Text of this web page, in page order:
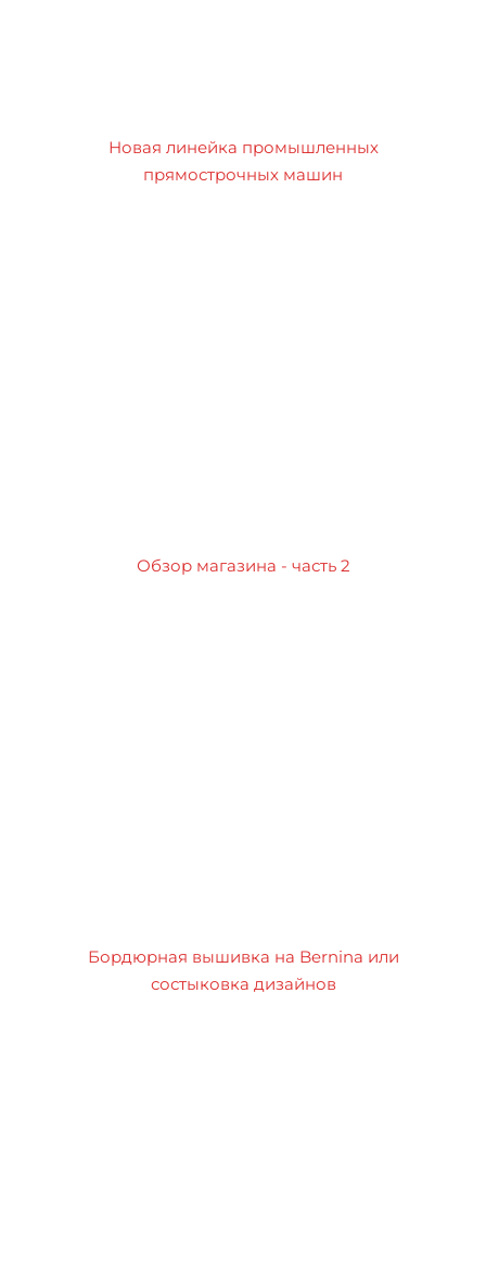
Новая линейка промышленных
прямострочных машин
Обзор магазина - часть 2
Бордюрная вышивка на Bernina или
состыковка дизайнов